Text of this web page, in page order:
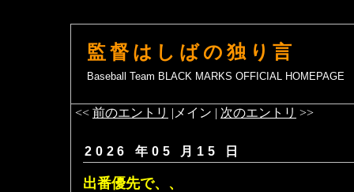
監督はしばの独り言
Baseball Team BLACK MARKS OFFICIAL HOMEPAGE
<< 前のエントリ |メイン | 次のエントリ >>
2026 年05 月15 日
出番優先で、、